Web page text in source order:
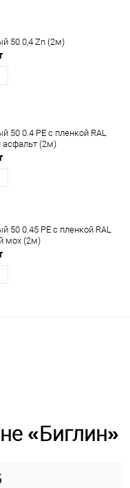
50 0,4 Zn (2м)
50 0.4 PE с пленкой RAL
(2м)
50 0.45 PE с пленкой RAL
мох (2м)
«Биглин»